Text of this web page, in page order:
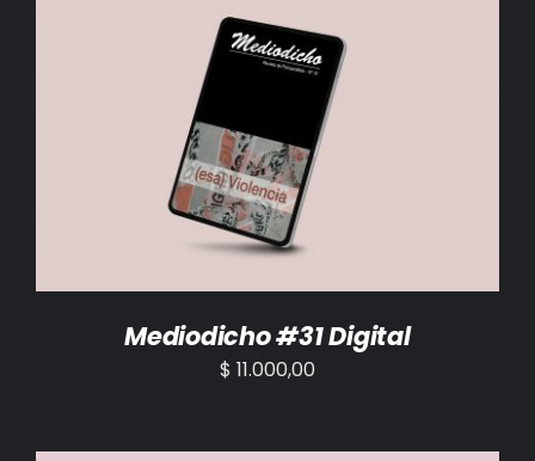
AÑADIR AL CARRITO /
Mediodicho #31 Digital
$ 11.000,00